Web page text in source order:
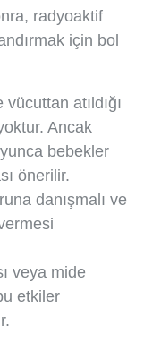
radyoaktif
için bol
atıldığı
Ancak
bebekler
önerilir.
danışmalı ve
veya mide
etkiler